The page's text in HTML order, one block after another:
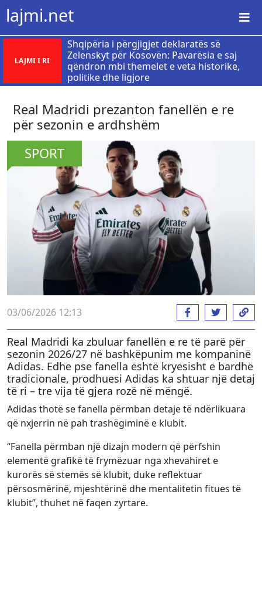
lajmi.net
LAJMI I RI
Shqipëria i përgjigjet deklaratës së
Zelenskyt për Kosovën: Pavarësia e saj
qëndron mbi themelet e veta historike,
politike dhe ligjore
Real Madridi prezanton fanellën e re
për sezonin e ardhshëm
SPORT
03/06/2026 12:13
Real Madridi ka zbuluar fanellën e re të parë për
sezonin 2026/27 në bashkëpunim me kompaninë
Adidas. Edhe pse fanella është kryesisht e bardhë
tradicionale, prodhuesi Adidas ka shtuar një detaj
të ri – tre vija të gjera rozë në mëngë.
Adidas thotë se fanella përmban detaje të ndërlikuara
që nxjerrin në pah trashëgiminë e klubit.
“Fanella përmban një dizajn modern që përfshin
elementë grafikë të frymëzuar nga xhevahiret e
kurorës së stemës së klubit, duke reflektuar
përsosmërinë, mjeshtërinë dhe mentalitetin fitues të
klubit”, thuhet në faqen zyrtare.